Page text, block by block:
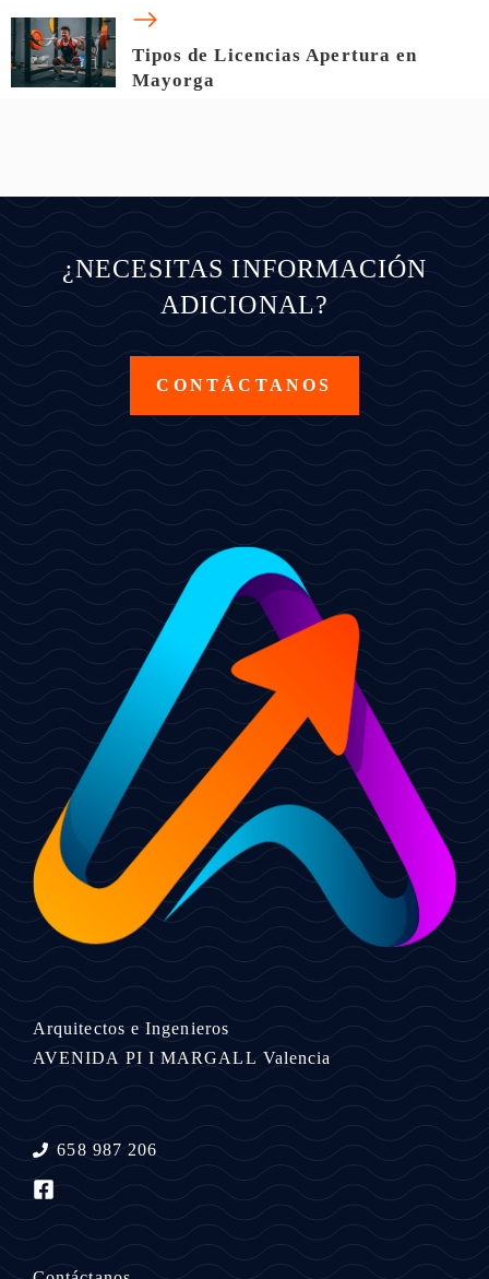
Tipos de Licencias Apertura en
Mayorga
¿NECESITAS INFORMACIÓN
ADICIONAL?
CONTÁCTANOS
Arquitectos e Ingenieros
AVENIDA PI I MARGALL Valencia
658 987 206